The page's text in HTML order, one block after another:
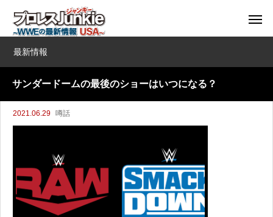
最新情報
サンダードームの最後のショーはいつになる？
2021.06.29 噂話